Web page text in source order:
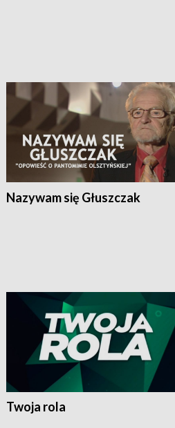
Nazywam się Głuszczak
Twoja rola